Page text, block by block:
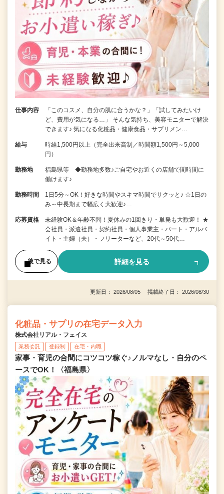
仕事内容
「このコスメ、自分の肌に合うかな？」「試してみたいけ
ど、費用が気になる…」 そんな気持ち、美容モニターで解決
できます♪ 気になる化粧品・健康食品・サプリメン…
給与
時給1,500円以上（完全出来高制／時間額1,500円～5,000
円）
勤務地
福島県等 ◆勤務地多数♪ご自宅やお近くの店舗で間時間に
働けます♪
勤務時間
1日5分～OK！好きな時間やスキマ時間でサクッと♪ ☆1日の
み～中長期まで幅広く大歓迎♪…
応募資格
未経験OK＆年齢不問！夏休みの1回きり・単発も大歓迎！ ★
会社員・派遣社員・契約社員・個人事業主・パート・アルバ
イト・主婦（夫）・フリーターなど、20代～50代…
後で見る 詳細を見る
更新日： 2026/08/05 掲載終了日： 2026/08/30
化粧品・サプリの在宅データ入力
株式会社リアル・フェイス
業務委託 登録制 在宅・内職
家事・育児の合間にコツコツ稼ぐ♪ノルマなし・自分のペ
ースでOK！〈福島県〉